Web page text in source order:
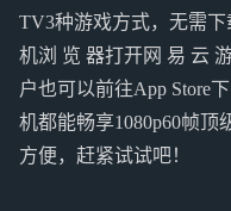
TV3种游戏方式，无需
机浏 览 器打开网 易 云
户也可以前往App Store
机都能畅享1080p60帧顶
方便，赶紧试试吧！